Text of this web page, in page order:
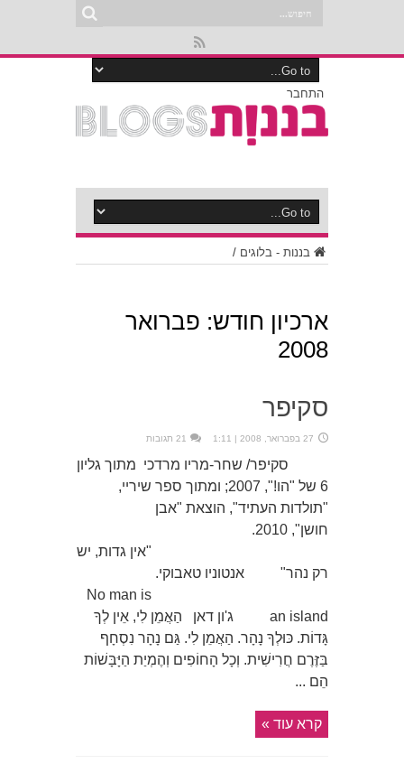
התחבר
בננות - בלוגים /
ארכיון חודש: פברואר
2008
סקיפר
27 בפברואר, 2008 | 1:11 21 תגובות
סקיפר/ שחר-מריו מרדכי מתוך גליון
6 של "הו!", 2007; ומתוך ספר שיריי,
"תולדות העתיד", הוצאת "אבן
חושן", 2010.
"אין גדות, יש
רק נהר" אנטוניו טאבוקי.
No man is
an island ג'ון דאן הַאֲמֵן לִי, אֵין לְךָ
גָּדוֹת. כּוּלְךָ נָהָר. הַאֲמֵן לִי. גַּם נָהָר נִסְחָף
בַּזֶּרֶם חֲרִישִׁית. וְכָל הָחוֹפִים וְהֶמְיַת הַיָּבָּשׁוֹת
הֵם ...
קרא עוד »